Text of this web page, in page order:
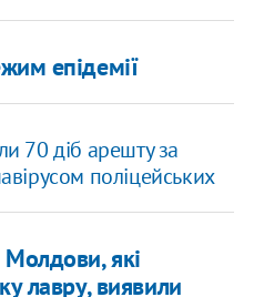
епідемії
70 діб арешту за
поліцейських
які
лавру, виявили